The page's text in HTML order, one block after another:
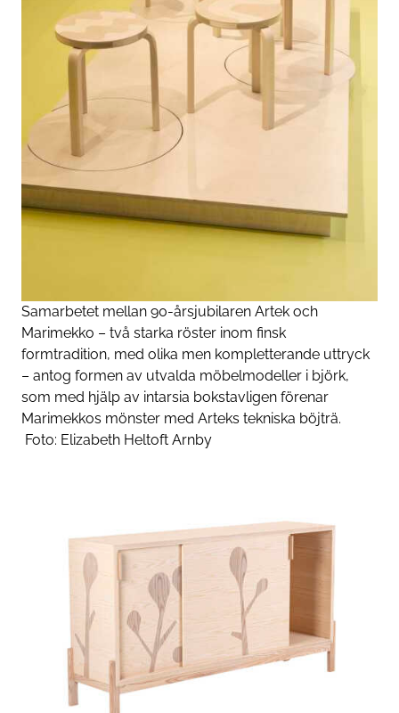
Samarbetet mellan 90-årsjubilaren Artek och
Marimekko – två starka röster inom finsk
formtradition, med olika men komplet­terande uttryck
– antog formen av utvalda möbelmodeller i björk,
som med hjälp av intarsia bokstavligen förenar
Marimekkos mönster med Arteks tekniska böjträ.
Foto: Elizabeth Heltoft Arnby